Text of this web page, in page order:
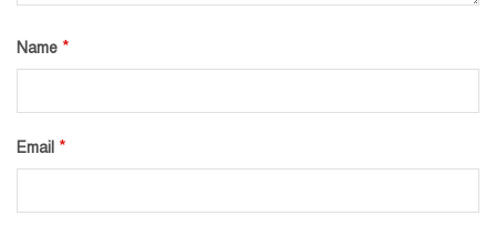
Name *
Email *